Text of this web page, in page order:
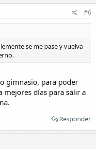
#6
se me pase y vuelva
gimnasio, para poder
mejores días para salir a
Responder